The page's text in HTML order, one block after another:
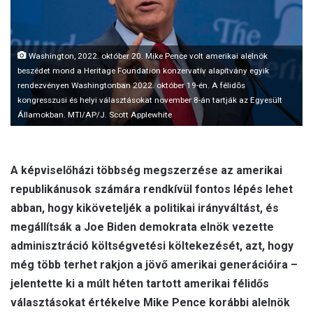
l
Washington, 2022. október 20. Mike Pence volt amerikai alelnök
beszédet mond a Heritage Foundation konzervatív alapítvány egyik
rendezvényen Washingtonban 2022. október 19-én. A félidõs
kongresszusi és helyi választásokat november 8-án tartják az Egyesült
Államokban. MTI/AP/J. Scott Applewhite
A képviselőházi többség megszerzése az amerikai
republikánusok számára rendkívül fontos lépés lehet
abban, hogy kiköveteljék a politikai irányváltást, és
megállítsák a Joe Biden demokrata elnök vezette
adminisztráció költségvetési költekezését, azt, hogy
még több terhet rakjon a jövő amerikai generációira –
jelentette ki a múlt héten tartott amerikai félidős
választásokat értékelve Mike Pence korábbi alelnök